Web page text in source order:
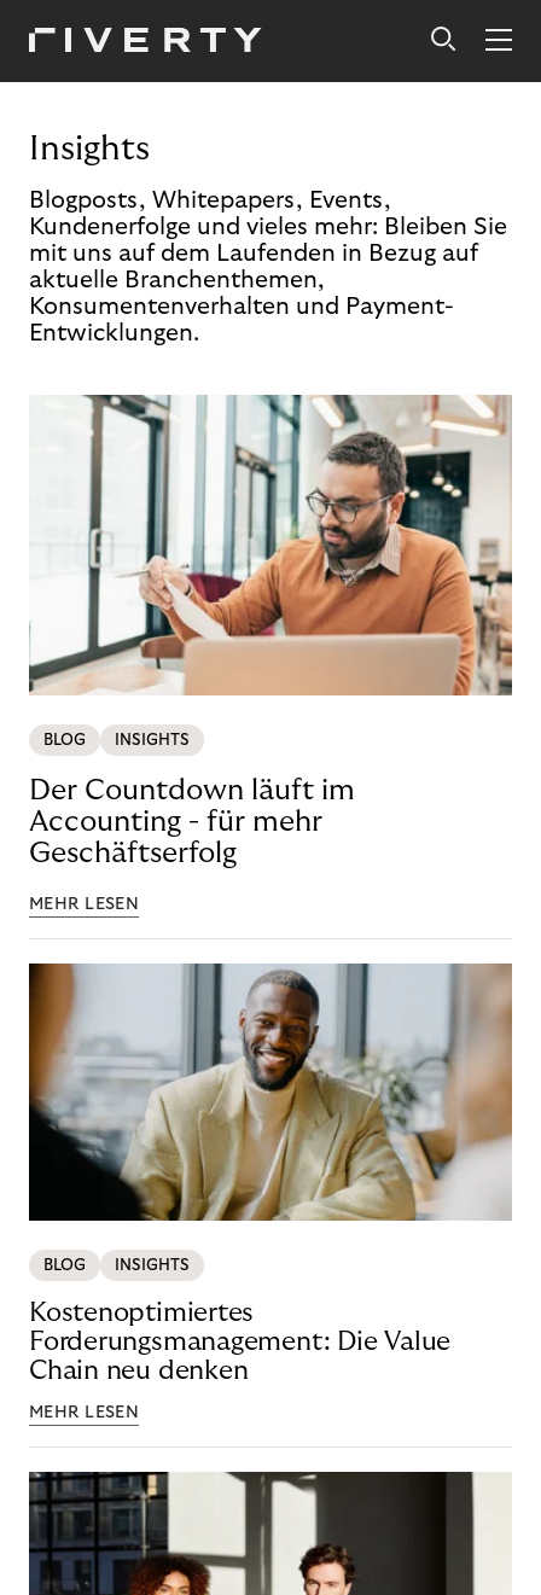
Insights
Blogposts, Whitepapers, Events,
Kundenerfolge und vieles mehr: Bleiben Sie
mit uns auf dem Laufenden in Bezug auf
aktuelle Branchenthemen,
Konsumentenverhalten und Payment-
Entwicklungen.
BLOG INSIGHTS
Der Countdown läuft im
Accounting - für mehr
Geschäftserfolg
MEHR LESEN
BLOG INSIGHTS
Kostenoptimiertes
Forderungsmanagement: Die Value
Chain neu denken
MEHR LESEN